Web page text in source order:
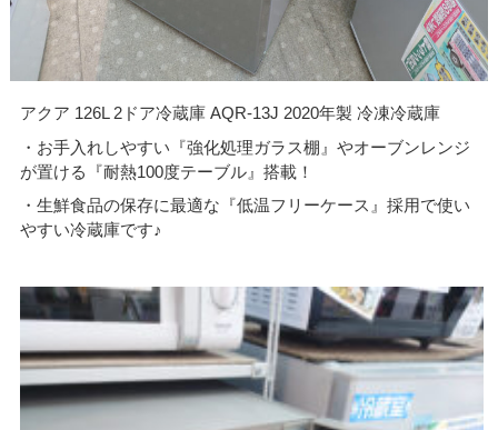
アクア 126L 2ドア冷蔵庫 AQR-13J 2020年製 冷凍冷蔵庫
・お手入れしやすい『強化処理ガラス棚』やオーブンレンジ
が置ける『耐熱100度テーブル』搭載！
・生鮮食品の保存に最適な『低温フリーケース』採用で使い
やすい冷蔵庫です♪